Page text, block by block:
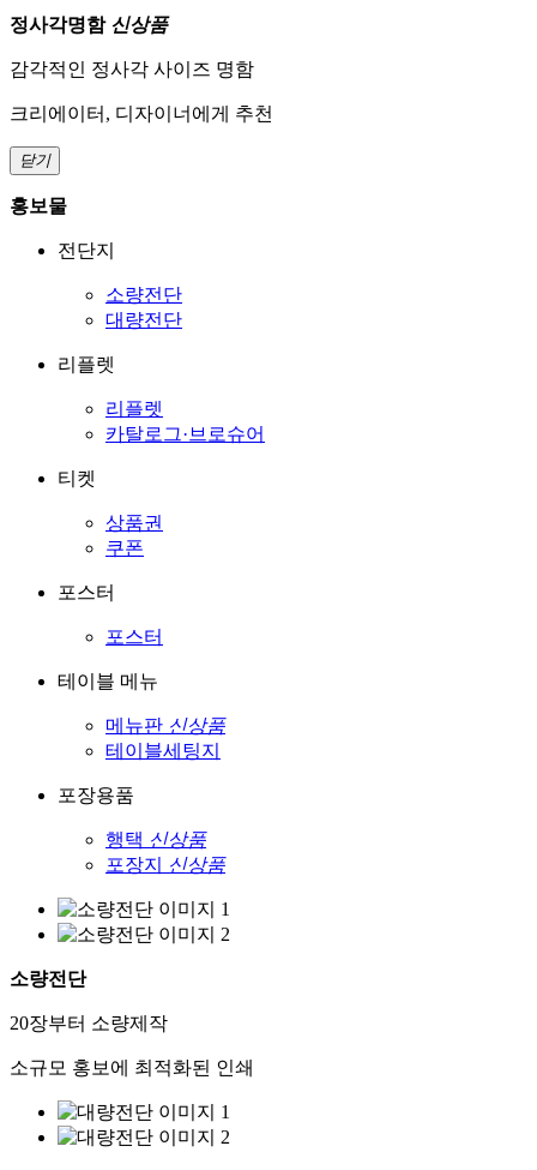
정사각명함 신상품
감각적인 정사각 사이즈 명함
크리에이터, 디자이너에게 추천
닫기
홍보물
전단지
소량전단
대량전단
리플렛
리플렛
카탈로그·브로슈어
티켓
상품권
쿠폰
포스터
포스터
테이블 메뉴
메뉴판 신상품
테이블세팅지
포장용품
행택 신상품
포장지
신상품
소량전단
20장부터 소량제작
소규모 홍보에 최적화된 인쇄